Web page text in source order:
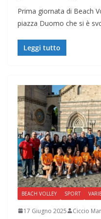
Prima giornata di Beach
piazza Duomo che si è
Leggi tutto
BEACH VOLLEY SPORT VARIE
17 Giugno 2025 Ciccio